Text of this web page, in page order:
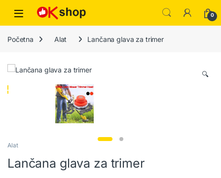
0
Početna Alat Lančana glava za trimer
🔍
Alat
Lančana glava za trimer